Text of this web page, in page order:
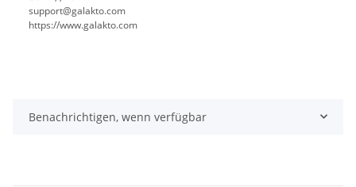
support@galakto.com
https://www.galakto.com
Benachrichtigen, wenn verfügbar